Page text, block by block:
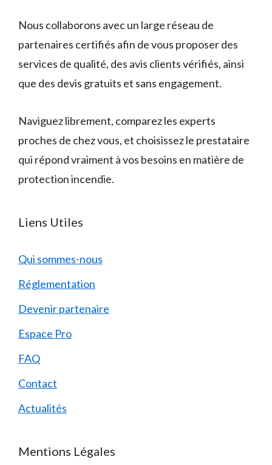
Nous collaborons avec un large réseau de
partenaires certifiés afin de vous proposer des
services de qualité, des avis clients vérifiés, ainsi
que des devis gratuits et sans engagement.
Naviguez librement, comparez les experts
proches de chez vous, et choisissez le prestataire
qui répond vraiment à vos besoins en matière de
protection incendie.
Liens Utiles
Qui sommes-nous
Réglementation
Devenir partenaire
Espace Pro
FAQ
Contact
Actualités
Mentions Légales